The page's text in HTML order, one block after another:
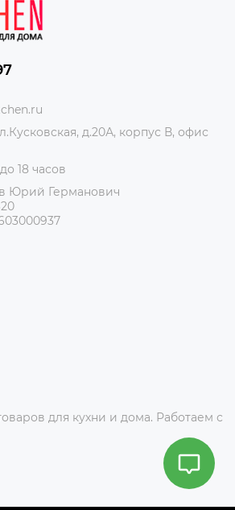
д.20А, корпус В, офис
18 часов
Юрий Германович
для кухни и дома. Работаем с